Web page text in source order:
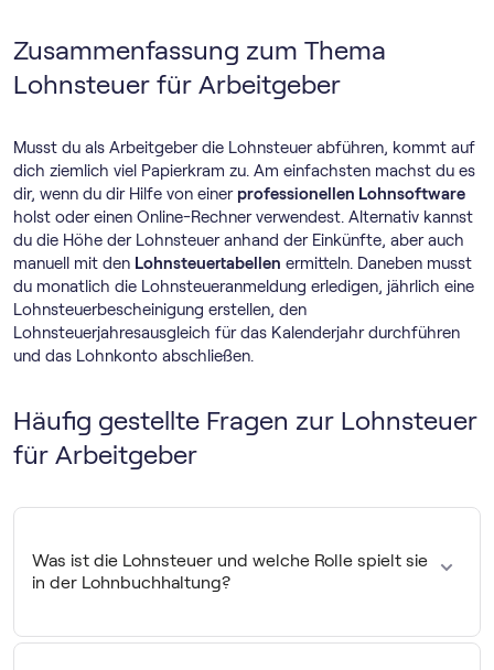
Zusammenfassung zum Thema
Lohnsteuer für Arbeitgeber
Musst du als Arbeitgeber die Lohnsteuer abführen, kommt auf
dich ziemlich viel Papierkram zu. Am einfachsten machst du es
dir, wenn du dir Hilfe von einer professionellen Lohnsoftware
holst oder einen Online-Rechner verwendest. Alternativ kannst
du die Höhe der Lohnsteuer anhand der Einkünfte, aber auch
manuell mit den Lohnsteuertabellen ermitteln. Daneben musst
du monatlich die Lohnsteueranmeldung erledigen, jährlich eine
Lohnsteuerbescheinigung erstellen, den
Lohnsteuerjahresausgleich für das Kalenderjahr durchführen
und das Lohnkonto abschließen.
Häufig gestellte Fragen zur Lohnsteuer
für Arbeitgeber
Was ist die Lohnsteuer und welche Rolle spielt sie
in der Lohnbuchhaltung?
Die Lohnsteuer ist eineSonderform der